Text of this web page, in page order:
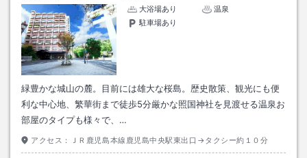
大浴場あり
温泉
駐車場あり
緑豊かな城山の麓。目前には雄大な桜島。歴史散策、観光にも便
利な中心地、繁華街まで徒歩5分厳かな照国神社を見渡せる温泉お
部屋のタイプも様々で、…
アクセス： ＪＲ鹿児島本線鹿児島中央駅東出口→タクシー約１０分